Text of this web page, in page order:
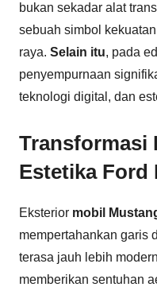
bukan sekadar alat
sebuah simbol
raya. Selain itu, pada
penyempurnaan
teknologi digital, dan
Transformasi
Estetika Ford
Eksterior mobil
mempertahankan garis
terasa jauh lebih
memberikan sentuhan